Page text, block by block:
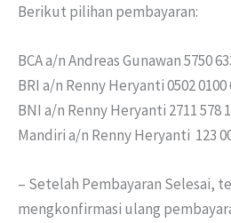
Berikut pilihan pembayaran:
BCA a/n Andreas Gunawan 5750
BRI a/n Renny Heryanti 0502 0100
BNI a/n Renny Heryanti 2711 578
Mandiri a/n Renny Heryanti 123
– Setelah Pembayaran Selesai,
mengkonfirmasi ulang